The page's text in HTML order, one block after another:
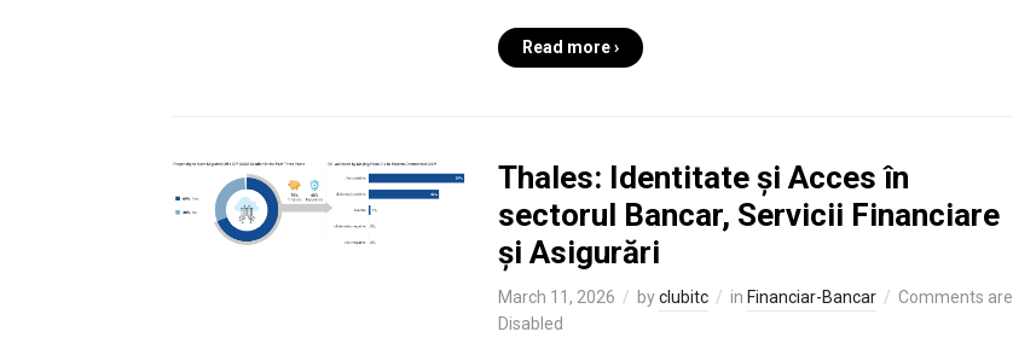
Read more ›
Thales: Identitate și Acces în
sectorul Bancar, Servicii Financiare
și Asigurări
March 11, 2026 byclubitc in Financiar-Bancar
Comments are
Disabled